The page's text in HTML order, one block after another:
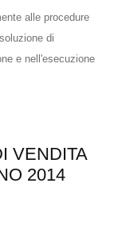
alle procedure
di
e nell'esecuzione
VENDITA
2014